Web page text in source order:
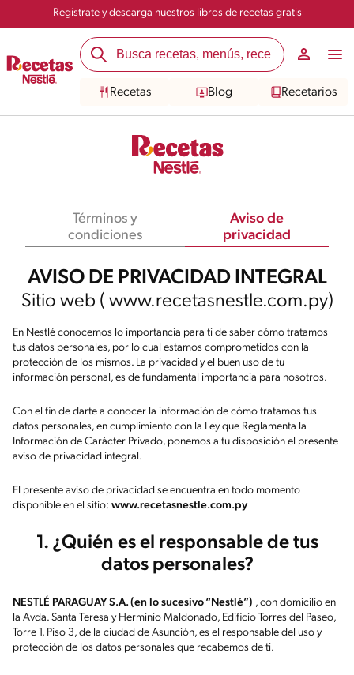
Registrate y descarga nuestros libros de recetas gratis
Recetas Blog Recetarios
Términos y
condiciones
Aviso de
privacidad
AVISO DE PRIVACIDAD INTEGRAL
Sitio web ( www.recetasnestle.com.py)
En Nestlé conocemos lo importancia para ti de saber cómo tratamos
tus datos personales, por lo cual estamos comprometidos con la
protección de los mismos. La privacidad y el buen uso de tu
información personal, es de fundamental importancia para nosotros.
Con el fin de darte a conocer la información de cómo tratamos tus
datos personales, en cumplimiento con la Ley que Reglamenta la
Información de Carácter Privado, ponemos a tu disposición el presente
aviso de privacidad integral.
El presente aviso de privacidad se encuentra en todo momento
disponible en el sitio: www.recetasnestle.com.py
1. ¿Quién es el responsable de tus
datos personales?
NESTLÉ PARAGUAY S.A. (en lo sucesivo “Nestlé”) , con domicilio en
la Avda. Santa Teresa y Herminio Maldonado, Edificio Torres del Paseo,
Torre 1, Piso 3, de la ciudad de Asunción, es el responsable del uso y
protección de los datos personales que recabemos de ti.